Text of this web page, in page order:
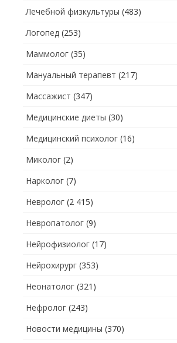
Лечебной физкультуры (483)
Логопед (253)
Маммолог (35)
Мануальный терапевт (217)
Массажист (347)
Медицинские диеты (30)
Медицинский психолог (16)
Миколог (2)
Нарколог (7)
Невролог (2 415)
Невропатолог (9)
Нейрофизиолог (17)
Нейрохирург (353)
Неонатолог (321)
Нефролог (243)
Новости медицины (370)